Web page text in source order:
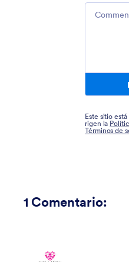
Este sitio
rigen la
Términos de
1 Comentario: